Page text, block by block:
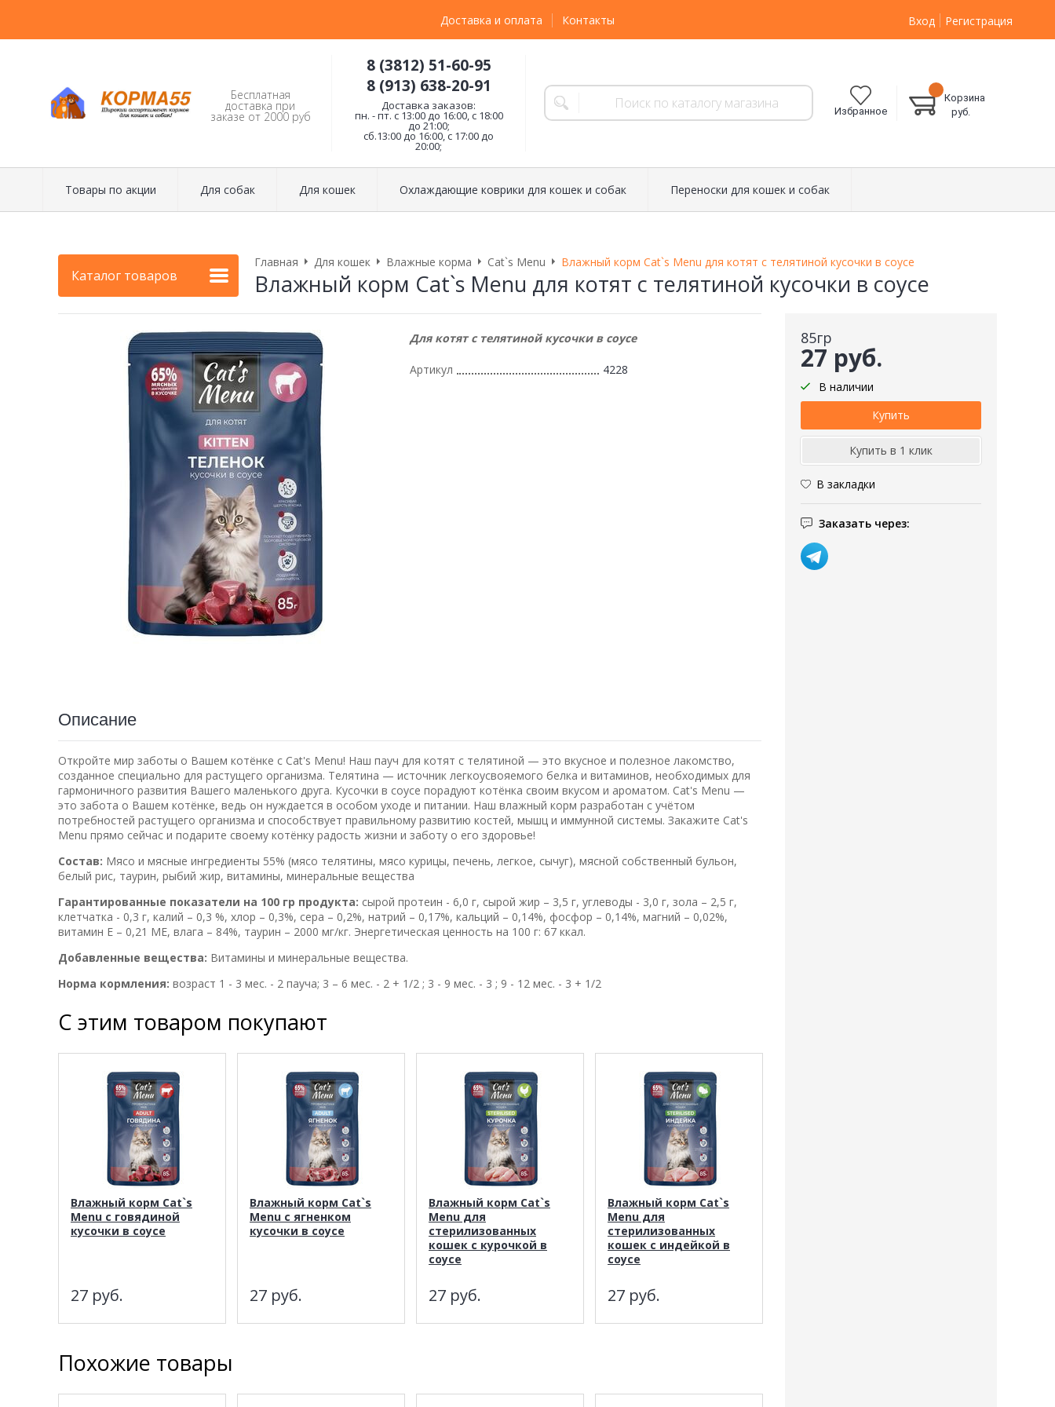
Доставка и оплата Контакты Вход Регистрация
Бесплатная
доставка при
заказе от 2000 руб
8 (3812) 51-60-95
8 (913) 638-20-91
Доставка заказов:
пн. - пт. с 13:00 до 16:00, с 18:00
до 21:00;
сб.13:00 до 16:00, с 17:00 до
20:00;
Избранное
Корзина
руб.
Товары по акции Для собак Для кошек Охлаждающие коврики для кошек и собак Переноски для кошек и собак
Каталог товаров
Главная Для кошек Влажные корма Cat`s Menu Влажный корм Cat`s Menu для котят с телятиной кусочки в соусе
Влажный корм Cat`s Menu для котят с телятиной кусочки в соусе
85гр
27 руб.
В наличии
В закладки
Заказать через:
Для котят с телятиной кусочки в соусе
Артикул 4228
Описание
Откройте мир заботы о Вашем котёнке с Cat's Menu! Наш пауч для котят с телятиной — это вкусное и полезное лакомство,
созданное специально для растущего организма. Телятина — источник легкоусвояемого белка и витаминов, необходимых для
гармоничного развития Вашего маленького друга. Кусочки в соусе порадуют котёнка своим вкусом и ароматом. Cat's Menu —
это забота о Вашем котёнке, ведь он нуждается в особом уходе и питании. Наш влажный корм разработан с учётом
потребностей растущего организма и способствует правильному развитию костей, мышц и иммунной системы. Закажите Cat's
Menu прямо сейчас и подарите своему котёнку радость жизни и заботу о его здоровье!
Состав: Мясо и мясные ингредиенты 55% (мясо телятины, мясо курицы, печень, легкое, сычуг), мясной собственный бульон,
белый рис, таурин, рыбий жир, витамины, минеральные вещества
Гарантированные показатели на 100 гр продукта: сырой протеин - 6,0 г, сырой жир – 3,5 г, углеводы - 3,0 г, зола – 2,5 г,
клетчатка - 0,3 г, калий – 0,3 %, хлор – 0,3%, сера – 0,2%, натрий – 0,17%, кальций – 0,14%, фосфор – 0,14%, магний – 0,02%,
витамин Е – 0,21 МЕ, влага – 84%, таурин – 2000 мг/кг. Энергетическая ценность на 100 г: 67 ккал.
Добавленные вещества: Витамины и минеральные вещества.
Норма кормления: возраст 1 - 3 мес. - 2 пауча; 3 – 6 мес. - 2 + 1/2 ; 3 - 9 мес. - 3 ; 9 - 12 мес. - 3 + 1/2
С этим товаром покупают
Влажный корм Cat`s
Menu с говядиной
кусочки в соусе
27 руб.
Влажный корм Cat`s
Menu с ягненком
кусочки в соусе
27 руб.
Влажный корм Cat`s
Menu для
стерилизованных
кошек с курочкой в
соусе
27 руб.
Влажный корм Cat`s
Menu для
стерилизованных
кошек с индейкой в
соусе
27 руб.
Похожие товары